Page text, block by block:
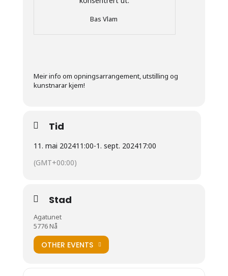
Bas Vlam
Meir info om opningsarrangement, utstilling og
kunstnarar kjem!
Tid
11. mai 202411:00-1. sept. 202417:00
(GMT+00:00)
Stad
Agatunet
5776 Nå
OTHER EVENTS